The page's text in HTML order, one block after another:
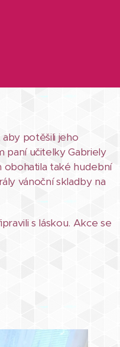
aby potěšili jeho
učitelky Gabriely
také hudební
vánoční skladby na
s láskou. Akce se